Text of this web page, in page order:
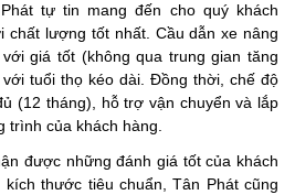
tự tin mang đến cho quý khách
chất lượng tốt nhất. Cầu dẫn xe nâng
giá tốt (không qua trung gian tăng
tuổi thọ kéo dài. Đồng thời, chế độ
(12 tháng), hỗ trợ vận chuyển và lắp
trình của khách hàng.
được những đánh giá tốt của khách
thước tiêu chuẩn, Tân Phát cũng